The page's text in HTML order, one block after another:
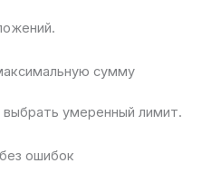
сумму
умеренный лимит.
ошибок